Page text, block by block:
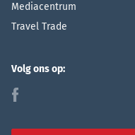
Mediacentrum
Travel Trade
Volg ons op:
f